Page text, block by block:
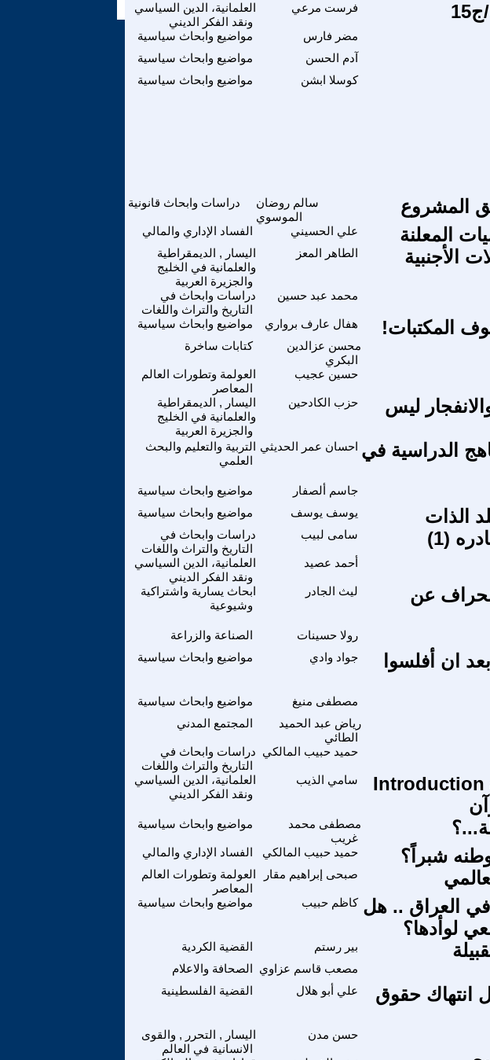
العلمانية، الدين السياسي
ونقد الفكر الديني
فرست مرعي
مواضيع وابحاث سياسية مضر فارس
مواضيع وابحاث سياسية
آدم الحسن
مواضيع وابحاث سياسية
كوسلا ابشن
دراسات وابحاث قانونية
سالم روضان
الموسوي
المشروع
الفساد الإداري والمالي علي الحسيني المعلنة
اليسار , الديمقراطية
والعلمانية في الخليج
والجزيرة العربية
الطاهر المعز الأجنبية
دراسات وابحاث في
التاريخ والتراث واللغات
محمد عبد حسين
مواضيع وابحاث سياسية هفال عارف برواري المكتبات!
كتابات ساخرة
محسن عزالدين
البكري
العولمة وتطورات العالم
المعاصر
حسين عجيب
اليسار , الديمقراطية
والعلمانية في الخليج
والجزيرة العربية
حزب الكادحين
ليس
التربية والتعليم والبحث
العلمي
احسان عمر الحديثي الدراسية في
مواضيع وابحاث سياسية جاسم ألصفار
مواضيع وابحاث سياسية
يوسف يوسف
دراسات وابحاث في
التاريخ والتراث واللغات
سامى لبيب (1)
العلمانية، الدين السياسي
ونقد الفكر الديني
أحمد عصيد
ابحاث يسارية واشتراكية
وشيوعية
ليث الجادر
عن
الصناعة والزراعة رولا حسينات
مواضيع وابحاث سياسية
جواد وادي
ان أفلسوا
مواضيع وابحاث سياسية مصطفى منيغ
المجتمع المدني
رياض عبد الحميد
الطائي
دراسات وابحاث في
التاريخ والتراث واللغات
حميد حبيب المالكي
العلمانية، الدين السياسي
ونقد الفكر الديني
سامي الذيب
Introduction
مواضيع وابحاث سياسية
مصطفى محمد
غريب
الفساد الإداري والمالي حميد حبيب المالكي شبراً؟
العولمة وتطورات العالم
المعاصر
صبحى إبراهيم مقار
مواضيع وابحاث سياسية كاظم حبيب في العراق .. هل
لوأدها؟
القضية الكردية بير رستم
الصحافة والاعلام مصعب قاسم عزاوي
القضية الفلسطينية
علي أبو هلال
انتهاك حقوق
اليسار , التحرر , والقوى
الانسانية في العالم
حسن مدن